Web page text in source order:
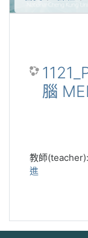
腦
教師(teacher):
進